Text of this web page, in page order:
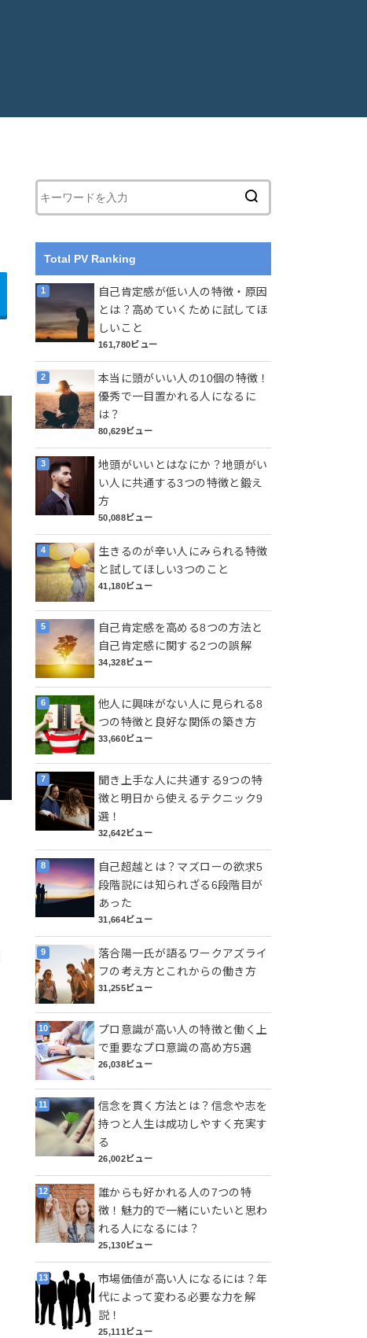
Total PV Ranking
自己肯定感が低い人の特徴・原因
とは？高めていくために試してほ
しいこと
161,780ビュー
本当に頭がいい人の10個の特徴！
優秀で一目置かれる人になるに
は？
80,629ビュー
地頭がいいとはなにか？地頭がい
い人に共通する3つの特徴と鍛え
方
50,088ビュー
生きるのが辛い人にみられる特徴
と試してほしい3つのこと
41,180ビュー
自己肯定感を高める8つの方法と
自己肯定感に関する2つの誤解
34,328ビュー
他人に興味がない人に見られる8
つの特徴と良好な関係の築き方
33,660ビュー
聞き上手な人に共通する9つの特
徴と明日から使えるテクニック9
選！
32,642ビュー
自己超越とは？マズローの欲求5
段階説には知られざる6段階目が
あった
31,664ビュー
落合陽一氏が語るワークアズライ
フの考え方とこれからの働き方
31,255ビュー
プロ意識が高い人の特徴と働く上
で重要なプロ意識の高め方5選
26,038ビュー
信念を貫く方法とは？信念や志を
持つと人生は成功しやすく充実す
る
26,002ビュー
誰からも好かれる人の7つの特
徴！魅力的で一緒にいたいと思わ
れる人になるには？
25,130ビュー
市場価値が高い人になるには？年
代によって変わる必要な力を解
説！
25,111ビュー